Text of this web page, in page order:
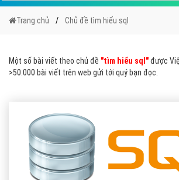
Trang chủ Chủ đề tìm hiểu sql
Một số bài viết theo chủ đề "tìm hiểu sql"được
>50.000 bài viết trên web gửi tới quý bạn đọc.